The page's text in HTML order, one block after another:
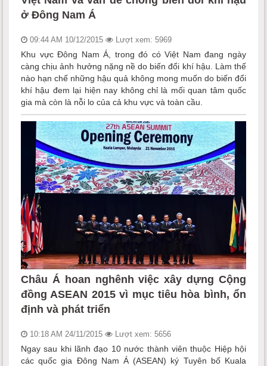
ở Đông Nam Á
09:44 AM 10/12/2015 Lượt xem: 5969
Khu vực Đông Nam Á, trong đó có Việt Nam đang ngày
càng chịu ảnh hưởng nặng nề do biến đổi khí hậu. Làm thế
nào hạn chế những hậu quả không mong muốn do biến đổi
khí hậu đem lại hiện nay không chỉ là mối quan tâm quốc
gia mà còn là nỗi lo của cả khu vực và toàn cầu.
Châu Á hoan nghênh việc xây dựng Cộng
đồng ASEAN 2015 vì mục tiêu hòa bình, ổn
định và phát triển
10:18 AM 24/11/2015 Lượt xem: 5656
Ngay sau khi lãnh đạo 10 nước thành viên thuộc Hiệp hội
các quốc gia Đông Nam Á (ASEAN) ký Tuyên bố Kuala